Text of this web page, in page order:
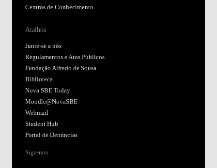
Centros de Conhecimento
Atalhos
Junte-se a nós
Regulamentos e Atos Públicos
Fundação Alfredo de Sousa
Biblioteca
Nova SBE Today
Moodle@NovaSBE
Webmail
Student Hub
Portal de Denúncias
Siga-nos